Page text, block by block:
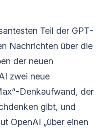
Teil der GPT-
Nachrichten über die
der neuen
zwei neue
Denkaufwand, der
gibt, und
OpenAI „über einen